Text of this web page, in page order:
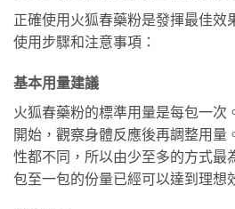
正確使用火狐春藥粉是發揮最佳效
使用步驟和注意事項：
基本用量建議
火狐春藥粉的標準用量是每包一次
開始，觀察身體反應後再調整用量
性都不同，所以由少至多的方式最
包至一包的份量已經可以達到理想